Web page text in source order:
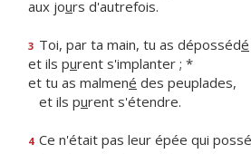
aux jours d'autrefois.
3 Toi, par ta main, tu as dépossédé
et ils purent s'implanter ; *
et tu as malmené des peuplades,
et ils purent s'étendre.
4 Ce n'était pas leur épée qui